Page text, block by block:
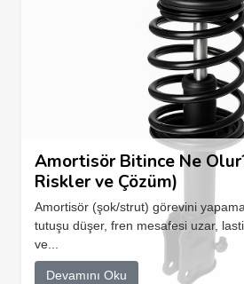
Amortisör Bitince Ne
Riskler ve Çözüm)
Amortisör (şok/strut) görevini
tutuşu düşer, fren mesafesi uzar,
ve...
Devamını Oku